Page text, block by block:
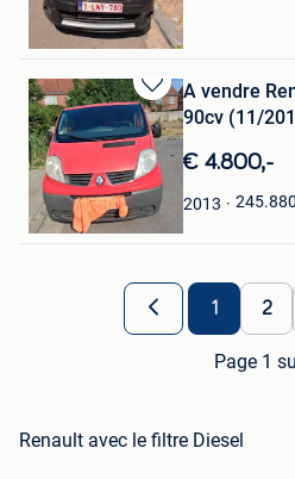
Maknoun Zakaria
Verviers
Sauvegarder
dans
Mes
Favoris
A vendre
90cv (11/
€ 4.800,-
2013 245.880
Coppens Stéphane
Mouscron
1 2
Page 1
Renault avec le filtre Diesel